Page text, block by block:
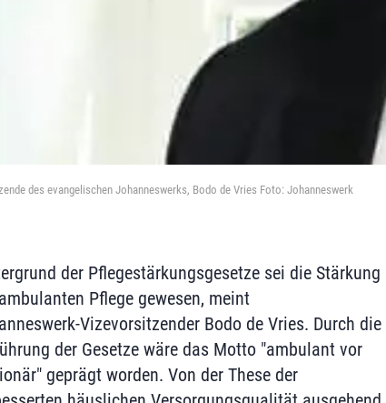
des evangelischen Johanneswerks, Bodo de Vries Foto: Johanneswerk
der Pflegestärkungsgesetze sei die Stärkung
Pflege gewesen, meint
Vizevorsitzender Bodo de Vries. Durch die
der Gesetze wäre das Motto "ambulant vor
geprägt worden. Von der These der